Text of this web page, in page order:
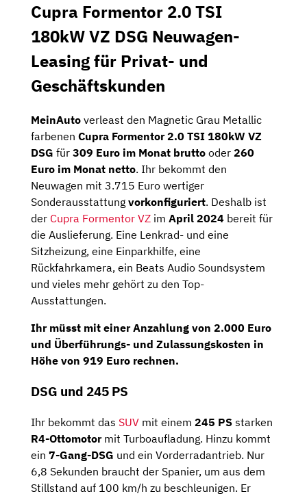
Cupra Formentor 2.0 TSI
180kW VZ DSG Neuwagen-
Leasing für Privat- und
Geschäftskunden
MeinAuto verleast den Magnetic Grau Metallic
farbenen Cupra Formentor 2.0 TSI 180kW VZ
DSG für 309 Euro im Monat brutto oder 260
Euro im Monat netto. Ihr bekommt den
Neuwagen mit 3.715 Euro wertiger
Sonderausstattung vorkonfiguriert. Deshalb ist
der Cupra Formentor VZ im April 2024 bereit für
die Auslieferung. Eine Lenkrad- und eine
Sitzheizung, eine Einparkhilfe, eine
Rückfahrkamera, ein Beats Audio Soundsystem
und vieles mehr gehört zu den Top-
Ausstattungen.
Ihr müsst mit einer Anzahlung von 2.000 Euro
und Überführungs- und Zulassungskosten in
Höhe von 919 Euro rechnen.
DSG und 245 PS
Ihr bekommt das SUV mit einem 245 PS starken
R4-Ottomotormit Turboaufladung. Hinzu kommt
ein 7-Gang-DSG und ein Vorderradantrieb. Nur
6,8 Sekunden braucht der Spanier, um aus dem
Stillstand auf 100 km/h zu beschleunigen. Er